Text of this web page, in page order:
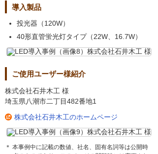
導入製品
投光器（120W）
40形直管蛍光灯タイプ（22W、16.7W）
ご使用ユーザー様紹介
株式会社石井木工 様
埼玉県八潮市二丁目482番地1
株式会社石井木工のホームページ
＊ 本事例中に記載の数値、社名、固有名詞等は公開時